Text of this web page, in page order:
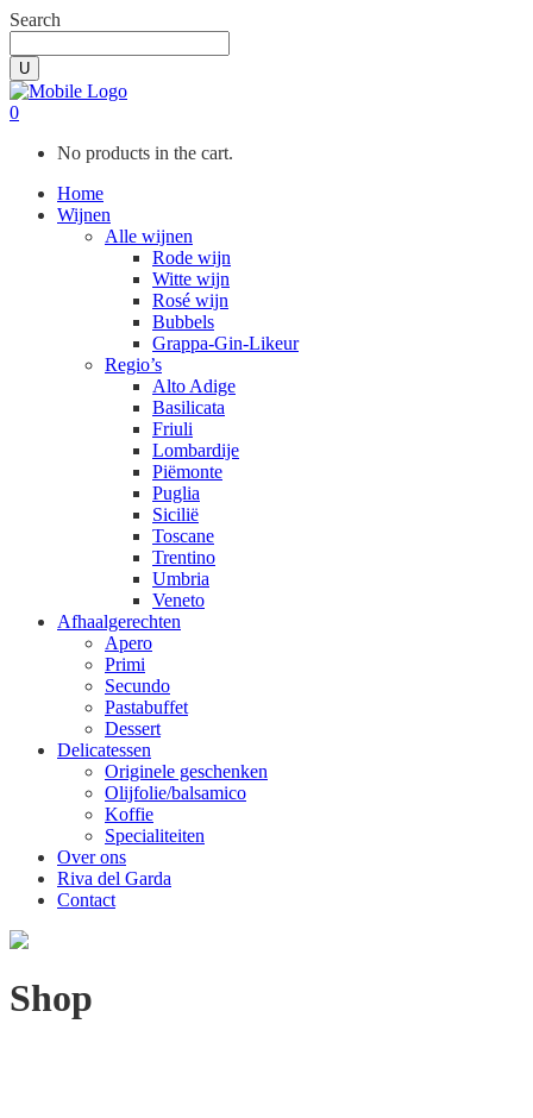
Search
0
No products in the cart.
Home
Wijnen
Alle wijnen
Rode wijn
Witte wijn
Rosé wijn
Bubbels
Grappa-Gin-Likeur
Regio’s
Alto Adige
Basilicata
Friuli
Lombardije
Piëmonte
Puglia
Sicilië
Toscane
Trentino
Umbria
Veneto
Afhaalgerechten
Apero
Primi
Secundo
Pastabuffet
Dessert
Delicatessen
Originele geschenken
Olijfolie/balsamico
Koffie
Specialiteiten
Over ons
Riva del Garda
Contact
Shop